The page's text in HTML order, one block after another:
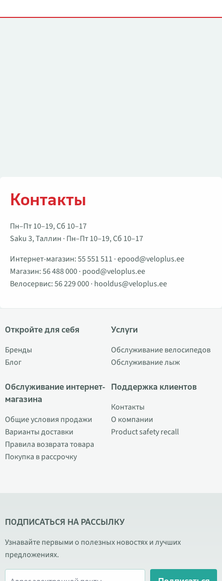
Контакты
Пн–Пт 10–19, Сб 10–17
Saku 3, Таллин · Пн–Пт 10–19, Сб 10–17
Интернет-магазин:55 551 511 ·epood@veloplus.ee
Магазин:56 488 000· pood@veloplus.ee
Велосервис:56 229 000· hooldus@veloplus.ee
Откройте для себя
Бренды
Блог
Обслуживание интернет-
магазина
Общие условия продажи
Варианты доставки
Правила возврата товара
Покупка в рассрочку
Услуги
Обслуживание велосипедов
Обслуживание лыж
Поддержка клиентов
Контакты
О компании
Product safety recall
ПОДПИСАТЬСЯ НА РАССЫЛКУ
Узнавайте первыми о полезных новостях и лучших
предложениях.